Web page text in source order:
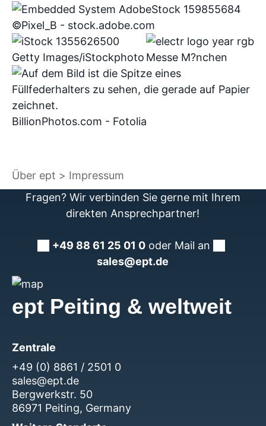
©Pixel_B - stock.adobe.com
Getty Images/iStockphoto Messe M?nchen
BillionPhotos.com - Fotolia
Über ept
Impressum
Fragen? Wir verbinden Sie gerne mit Ihrem
direkten Ansprechpartner!
+49 88 61 25 01 0 oder Mail an
sales@ept.de
ept Peiting & weltweit
Zentrale
+49 (0) 8861 / 2501 0
sales@ept.de
Bergwerkstr. 50
86971 Peiting, Germany